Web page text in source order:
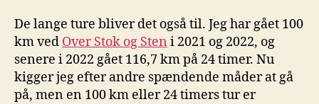
De lange ture bliver det også til. Jeg har gået 100
km ved Over Stok og Sten i 2021 og 2022, og
senere i 2022 gået 116,7 km på 24 timer. Nu
kigger jeg efter andre spændende måder at gå
på, men en 100 km eller 24 timers tur er